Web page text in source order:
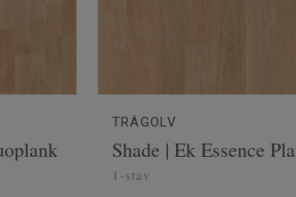
TRÄGOLV
Shade | Ek Essence
1-stav